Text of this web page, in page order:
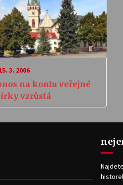
3. 2006
na kontu veřejné
vzrůstá